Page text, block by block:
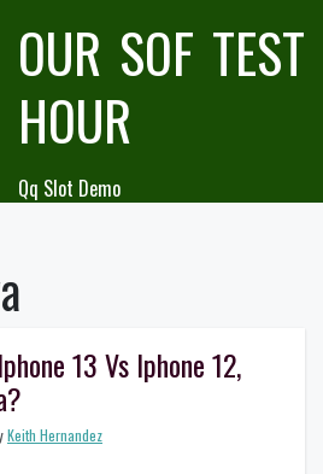
OUR SOF TEST
HOUR
Qq Slot Demo
13 Vs Iphone 12,
Keith Hernandez